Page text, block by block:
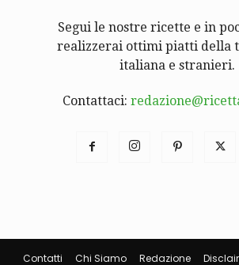
Segui le nostre ricette e in
realizzerai ottimi piatti della
italiana e stranieri.
Contattaci:
Contatti Chi Siamo Redazione